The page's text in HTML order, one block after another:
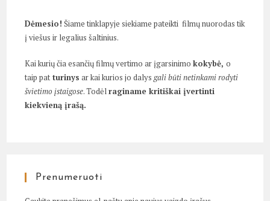
Dėmesio! Šiame tinklapyje siekiame pateikti filmų nuorodas tik
į viešus ir legalius šaltinius.
Kai kurių čia esančių filmų vertimo ar įgarsinimokokybė,o
taip pat turinys ar kai kurios jo dalys gali būti netinkami rodyti
švietimo įstaigose. Todėlraginame kritiškai įvertinti
kiekvieną įrašą.
Prenumeruoti